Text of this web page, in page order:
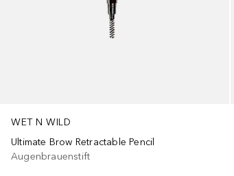
WET N WILD
Ultimate Brow Retractable Pencil
Augenbrauenstift